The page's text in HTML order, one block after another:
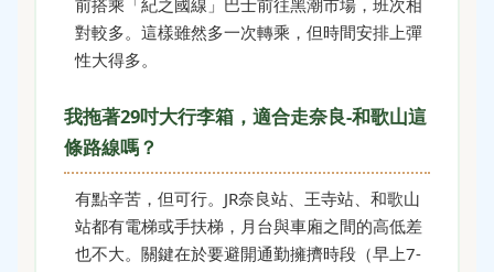
對較多。這樣雖然多一次轉乘，但時間安排上彈
性大得多。
我拖著29吋大行李箱，適合走奈良-和歌山這
條路線嗎？
有點辛苦，但可行。JR奈良站、王寺站、和歌山
站都有電梯或手扶梯，月台與車廂之間的高低差
也不大。關鍵在於要避開通勤擁擠時段（早上7-